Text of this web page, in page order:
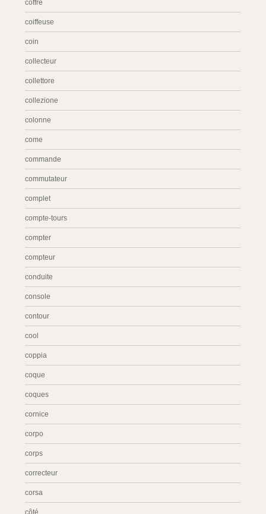
coffre
coiffeuse
coin
collecteur
collettore
collezione
colonne
come
commande
commutateur
complet
compte-tours
compter
compteur
conduite
console
contour
cool
coppia
coque
coques
cornice
corpo
corps
correcteur
corsa
côté